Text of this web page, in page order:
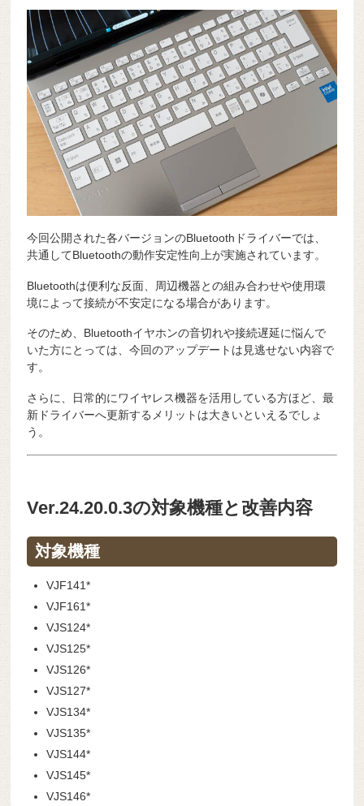
今回公開された各バージョンのBluetoothドライバーでは、
共通してBluetoothの動作安定性向上が実施されています。
Bluetoothは便利な反面、周辺機器との組み合わせや使用環
境によって接続が不安定になる場合があります。
そのため、Bluetoothイヤホンの音切れや接続遅延に悩んで
いた方にとっては、今回のアップデートは見逃せない内容で
す。
さらに、日常的にワイヤレス機器を活用している方ほど、最
新ドライバーへ更新するメリットは大きいといえるでしょ
う。
Ver.24.20.0.3の対象機種と改善内容
対象機種
VJF141*
VJF161*
VJS124*
VJS125*
VJS126*
VJS127*
VJS134*
VJS135*
VJS144*
VJS145*
VJS146*